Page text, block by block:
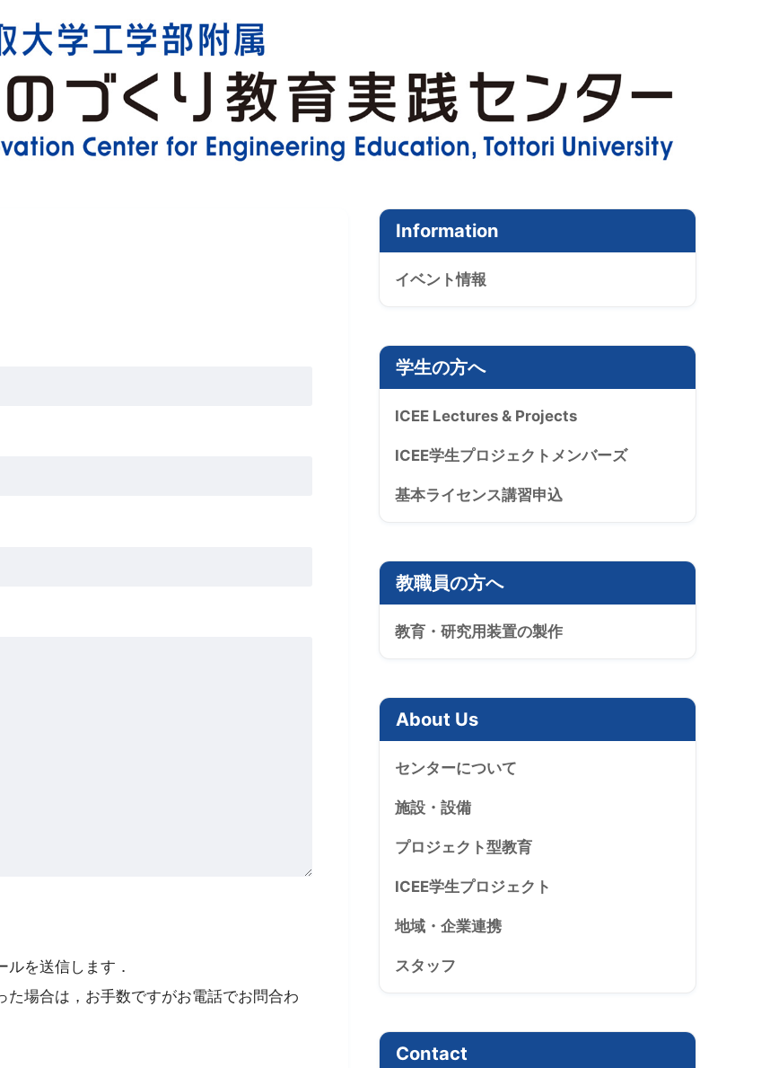
を送信します．
場合は，お手数ですがお電話でお問合わ
Information
イベント情報
学生の方へ
ICEE Lectures & Projects
ICEE学生プロジェクトメンバーズ
基本ライセンス講習申込
教職員の方へ
教育・研究用装置の製作
About Us
センターについて
施設・設備
プロジェクト型教育
ICEE学生プロジェクト
地域・企業連携
スタッフ
Contact